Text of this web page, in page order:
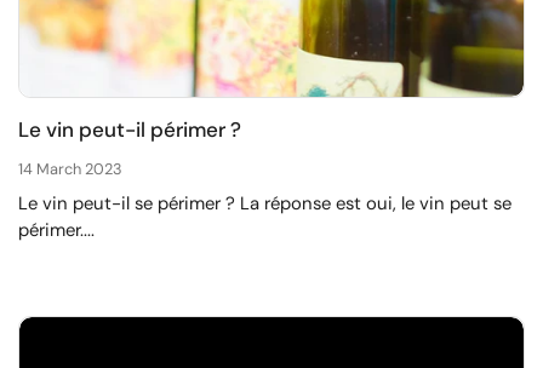
Le vin peut-il périmer ?
14 March 2023
Le vin peut-il se périmer ? La réponse est oui, le vin peut se
périmer....